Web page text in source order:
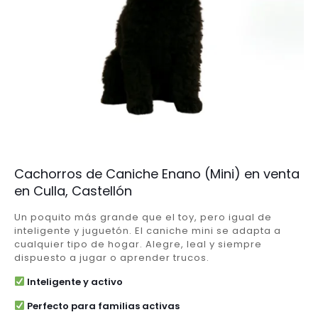
Cachorros de Caniche Enano (Mini) en venta
en Culla, Castellón
Un poquito más grande que el toy, pero igual de
inteligente y juguetón. El caniche mini se adapta a
cualquier tipo de hogar. Alegre, leal y siempre
dispuesto a jugar o aprender trucos.
Inteligente y activo
Perfecto para familias activas